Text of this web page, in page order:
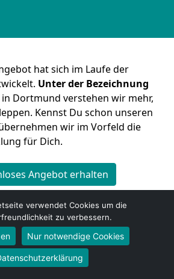
hat sich im Laufe der
Unter der Bezeichnung
in Dortmund verstehen wir mehr,
Kennst Du schon unseren
wir im Vorfeld die
für Dich.
Angebot erhalten
Dortmund
verwendet Cookies um die
zu verbessern.
Nur notwendige Cookies